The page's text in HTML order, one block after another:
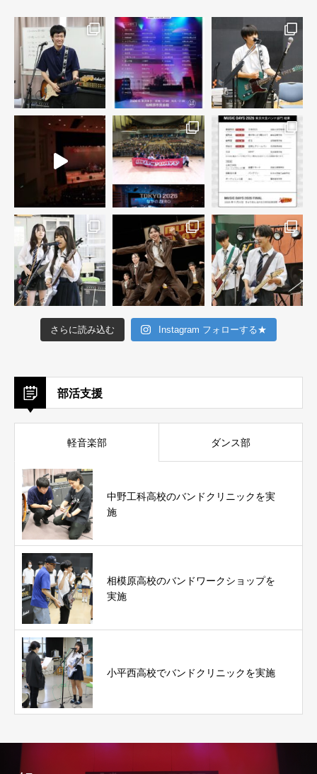
さらに読み込む Instagram フォローする★
部活支援
軽音楽部 ダンス部
中野工科高校のバンドクリニックを実
施
相模原高校のバンドワークショップを
実施
小平西高校でバンドクリニックを実施